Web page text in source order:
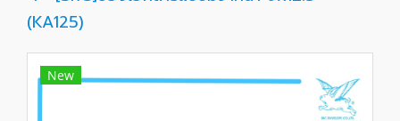
(KA125)
New